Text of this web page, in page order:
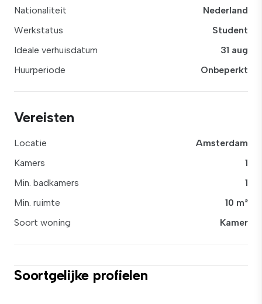
Nationaliteit
Nederland
Werkstatus
Student
Ideale verhuisdatum
31 aug
Huurperiode
Onbeperkt
Vereisten
Locatie
Amsterdam
Kamers
1
Min. badkamers
1
Min. ruimte
10 m²
Soort woning
Kamer
Soortgelijke profielen